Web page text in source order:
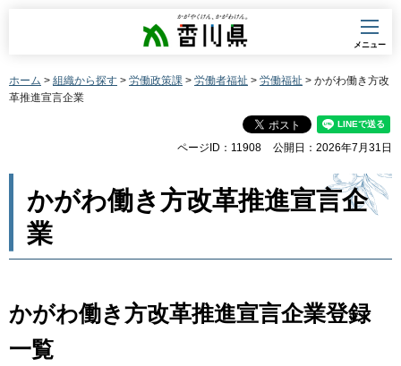
香川県
メニュー
ホーム > 組織から探す > 労働政策課 > 労働者福祉 > 労働福祉 > かがわ働き方改
革推進宣言企業
ページID：11908 公開日：2026年7月31日
かがわ働き方改革推進宣言企
業
かがわ働き方改革推進宣言企業登録
一覧